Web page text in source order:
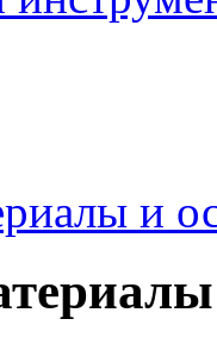
и